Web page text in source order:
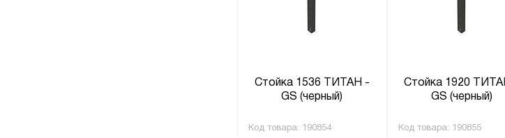
Стойка 1536 ТИТАН -
GS (черный)
Код товара: 190854
Стойка 1920
GS (черный)
Код товара: 190855